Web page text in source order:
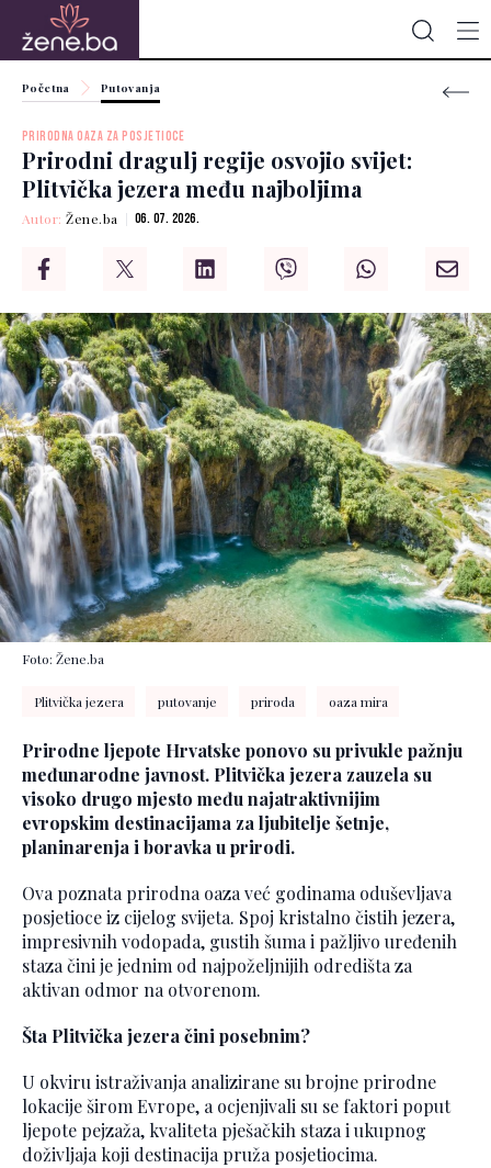
Početna Putovanja
PRIRODNA OAZA ZA POSJETIOCE
Prirodni dragulj regije osvojio svijet:
Plitvička jezera među najboljima
Autor:Žene.ba 06. 07. 2026.
Foto: Žene.ba
Plitvička jezera putovanje priroda oaza mira
Prirodne ljepote Hrvatske ponovo su privukle pažnju
međunarodne javnost. Plitvička jezera zauzela su
visoko drugo mjesto među najatraktivnijim
evropskim destinacijama za ljubitelje šetnje,
planinarenja i boravka u prirodi.
Ova poznata prirodna oaza već godinama oduševljava
posjetioce iz cijelog svijeta. Spoj kristalno čistih jezera,
impresivnih vodopada, gustih šuma i pažljivo uređenih
staza čini je jednim od najpoželjnijih odredišta za
aktivan odmor na otvorenom.
Šta Plitvička jezera čini posebnim?
U okviru istraživanja analizirane su brojne prirodne
lokacije širom Evrope, a ocjenjivali su se faktori poput
ljepote pejzaža, kvaliteta pješačkih staza i ukupnog
doživljaja koji destinacija pruža posjetiocima.